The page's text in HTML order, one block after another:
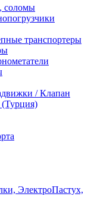
соломы
транспортеры
/ Клапан
(Турция)
ЭлектроПастух,